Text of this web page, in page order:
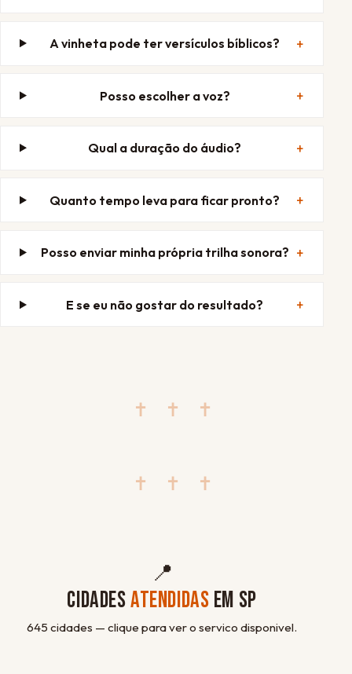
A vinheta pode ter versículos bíblicos?
Posso escolher a voz?
Qual a duração do áudio?
Quanto tempo leva para ficar pronto?
Posso enviar minha própria trilha sonora?
E se eu não gostar do resultado?
✝ ✝ ✝
✝ ✝ ✝
📍
CIDADESATENDIDAS EM SP
645 cidades — clique para ver o servico disponivel.